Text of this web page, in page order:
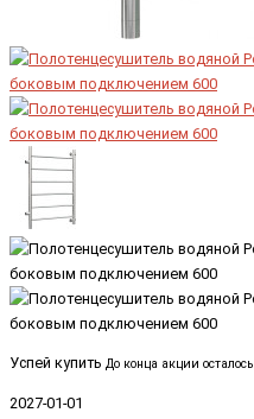
Успей купить До конца акции осталось
2027-01-01